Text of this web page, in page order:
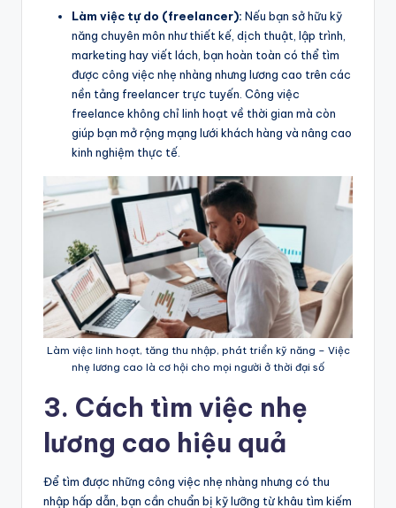
Làm việc tự do (freelancer): Nếu bạn sở hữu kỹ
năng chuyên môn như thiết kế, dịch thuật, lập trình,
marketing hay viết lách, bạn hoàn toàn có thể tìm
được công việc nhẹ nhàng nhưng lương cao trên các
nền tảng freelancer trực tuyến. Công việc
freelance không chỉ linh hoạt về thời gian mà còn
giúp bạn mở rộng mạng lưới khách hàng và nâng cao
kinh nghiệm thực tế.
Làm việc linh hoạt, tăng thu nhập, phát triển kỹ năng – Việc
nhẹ lương cao là cơ hội cho mọi người ở thời đại số
3. Cách tìm việc nhẹ
lương cao hiệu quả
Để tìm được những công việc nhẹ nhàng nhưng có thu
nhập hấp dẫn, bạn cần chuẩn bị kỹ lưỡng từ khâu tìm kiếm